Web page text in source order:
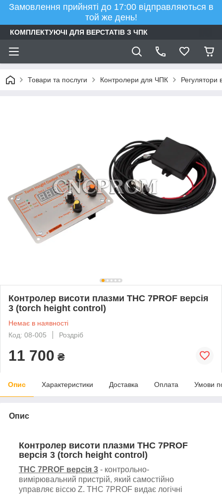
Замовлення прийняті до 17:00 відправляються в
той же день!
КОМПЛЕКТУЮЧІ ДЛЯ ВЕРСТАТІВ З ЧПК
Товари та послуги Контролери для ЧПК Регулятори
Контролер висоти плазми THC 7PROF версія
3 (torch height control)
Немає в наявності
Код: 08-005
Роздріб
11 700 ₴
Опис Характеристики Доставка Оплата Умови
Опис
Контролер висоти плазми THC 7PROF
версія 3 (torch height control)
THC 7PROF версія 3 - контрольно-
вимірювальний пристрій, який самостійно
управляє віссю Z. THC 7PROF видає логічні